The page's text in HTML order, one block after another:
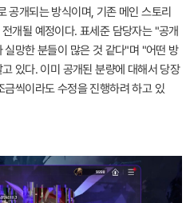
공개되는 방식이며, 기존 메인 스토리
개될 예정이다. 표세준 담당자는 "공개
망한 분들이 많은 것 같다"며 "어떤 방
있다. 이미 공개된 분량에 대해서 당장
씩이라도 수정을 진행하려 하고 있